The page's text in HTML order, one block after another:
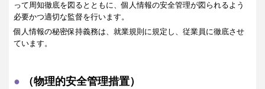
って周知徹底を図るとともに、個人情報の安全管理が図られるよう
必要かつ適切な監督を行います。
個人情報の秘密保持義務は、就業規則に規定し、従業員に徹底させ
ています。
（物理的安全管理措置）